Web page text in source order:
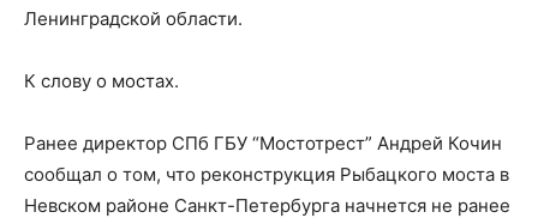
Ленинградской области.
К слову о мостах.
Ранее директор СПб ГБУ “Мостотрест” Андрей Кочин
сообщал о том, что реконструкция Рыбацкого моста в
Невском районе Санкт-Петербурга начнется не ранее